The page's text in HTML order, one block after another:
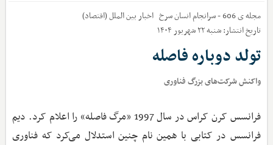
مجله ی 606 - سرانجام انسان سرخ اخباربین الملل (اقتصاد)
تاریخ انتشار:شنبه ۲۲ شهریور ۱۴۰۴
تولد دوباره فاصله
واکنش شرکت‌های بزرگ فناوری
فرانسس کرن کراس در سال 1997 «مرگ فاصله» را اعلام کرد. دیم
فرانسس در کتابی با همین نام چنین استدلال می‌کرد که فناوری